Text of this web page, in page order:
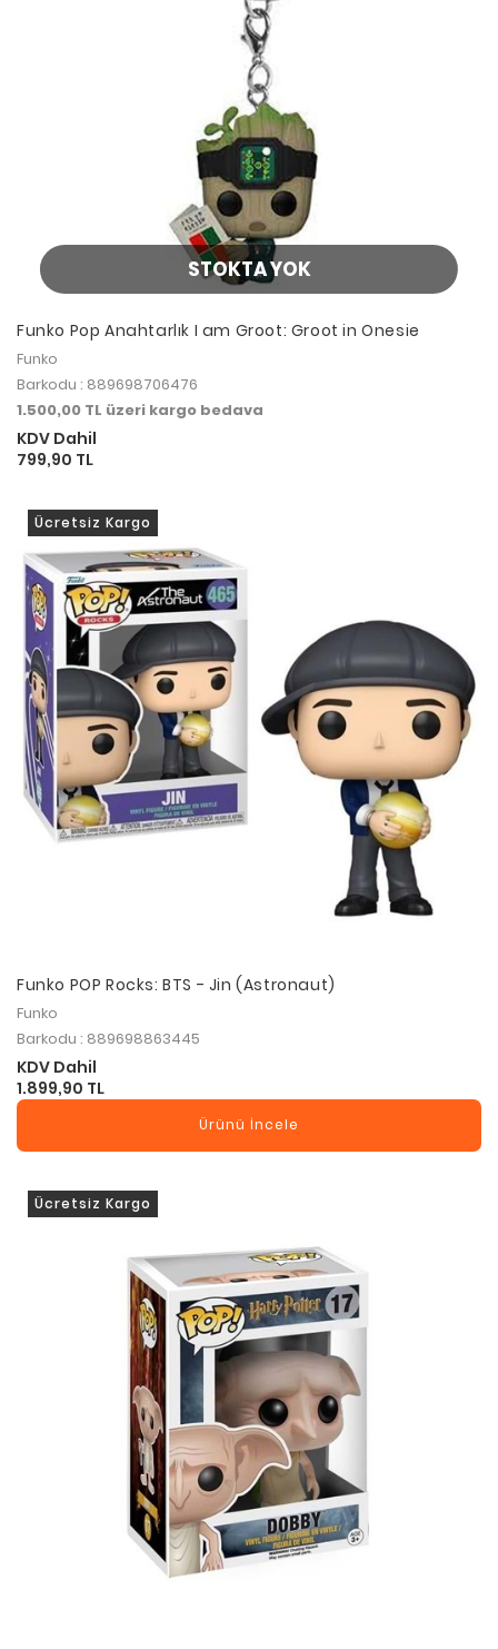
STOKTA YOK
Funko Pop Anahtarlık I am Groot: Groot in Onesie
Funko
Barkodu : 889698706476
1.500,00 TL üzeri kargo bedava
KDV Dahil
799,90 TL
Ücretsiz Kargo
Funko POP Rocks: BTS - Jin (Astronaut)
Funko
Barkodu : 889698863445
KDV Dahil
1.899,90 TL
Ürünü İncele
Ücretsiz Kargo